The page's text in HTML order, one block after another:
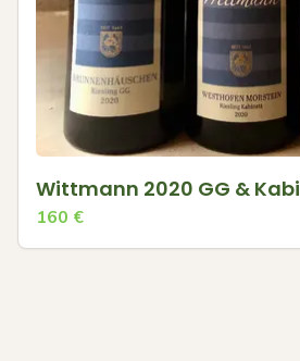
Wittmann 2020 GG & Kabi
160 €